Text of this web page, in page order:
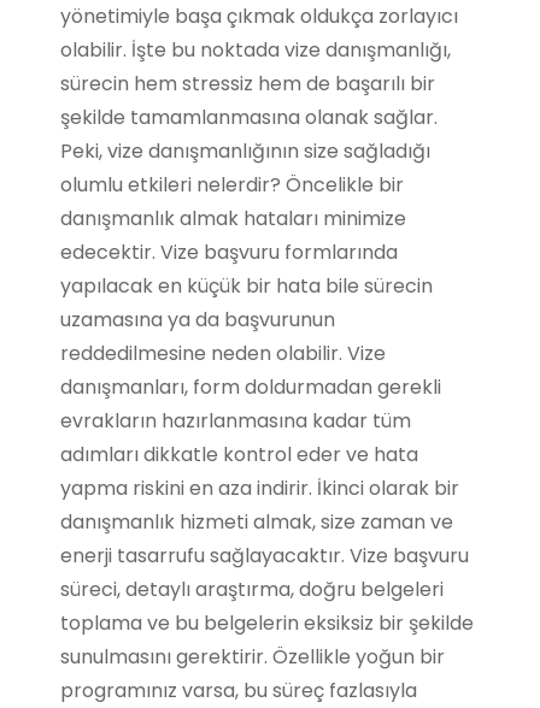
yönetimiyle başa çıkmak oldukça zorlayıcı
olabilir. İşte bu noktada vize danışmanlığı,
sürecin hem stressiz hem de başarılı bir
şekilde tamamlanmasına olanak sağlar.
Peki, vize danışmanlığının size sağladığı
olumlu etkileri nelerdir? Öncelikle bir
danışmanlık almak hataları minimize
edecektir. Vize başvuru formlarında
yapılacak en küçük bir hata bile sürecin
uzamasına ya da başvurunun
reddedilmesine neden olabilir. Vize
danışmanları, form doldurmadan gerekli
evrakların hazırlanmasına kadar tüm
adımları dikkatle kontrol eder ve hata
yapma riskini en aza indirir. İkinci olarak bir
danışmanlık hizmeti almak, size zaman ve
enerji tasarrufu sağlayacaktır. Vize başvuru
süreci, detaylı araştırma, doğru belgeleri
toplama ve bu belgelerin eksiksiz bir şekilde
sunulmasını gerektirir. Özellikle yoğun bir
programınız varsa, bu süreç fazlasıyla